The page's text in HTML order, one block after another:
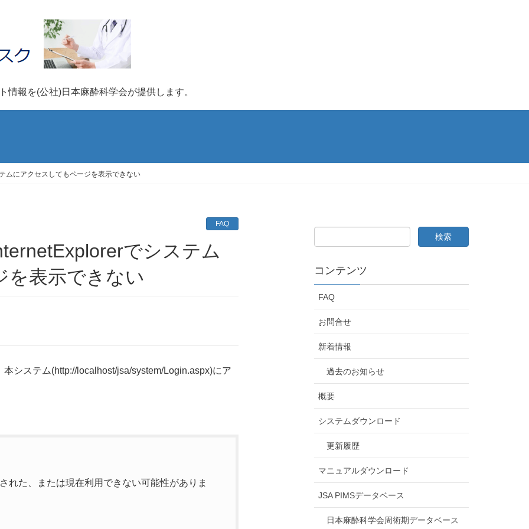
報を(公社)日本麻酔科学会が提供します。
ムにアクセスしてもページを表示できない
FAQ
を表示できない
システム(http://localhost/jsa/system/Login.aspx)にア
れた、または現在利用できない可能性がありま
コンテンツ
FAQ
お問合せ
新着情報
過去のお知らせ
概要
システムダウンロード
更新履歴
マニュアルダウンロード
JSA PIMSデータベース
日本麻酔科学会周術期データベース